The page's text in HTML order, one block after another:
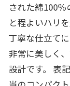
された綿100
と程よいハリ
丁寧な仕立て
非常に美しく
設計です。 表